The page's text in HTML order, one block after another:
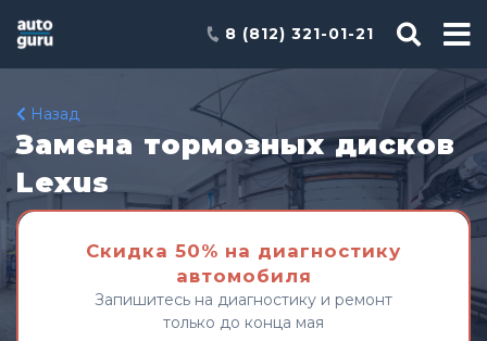
8 (812) 321-01-21
Назад
Замена тормозных дисков
Lexus
Скидка 50% на диагностику
автомобиля
Запишитесь на диагностику и ремонт
только до конца мая